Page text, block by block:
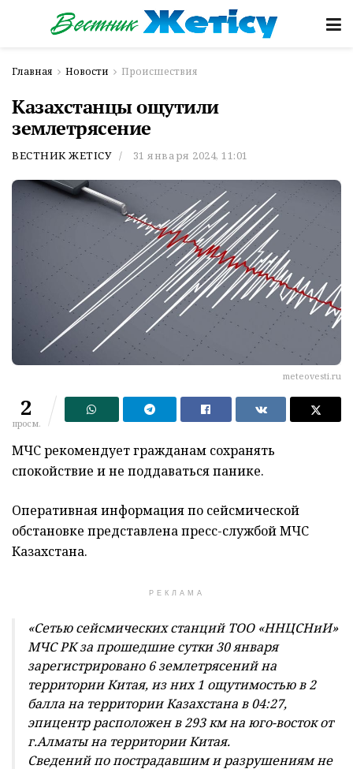
Главная Новости Происшествия
Казахстанцы ощутили
землетрясение
ВЕСТНИК ЖЕТІСУ 31 января 2024, 11:01
meteovesti.ru
2
просм.
МЧС рекомендует гражданам сохранять
спокойствие и не поддаваться панике.
Оперативная информация по сейсмической
обстановке представлена пресс-службой МЧС
Казахстана.
РЕКЛАМА
«Сетью сейсмических станций ТОО «ННЦСНиИ»
МЧС РК за прошедшие сутки 30 января
зарегистрировано 6 землетрясений на
территории Китая, из них 1 ощутимостью в 2
балла на территории Казахстана в 04:27,
эпицентр расположен в 293 км на юго-восток от
г.Алматы на территории Китая.
Сведений по пострадавшим и разрушениям не